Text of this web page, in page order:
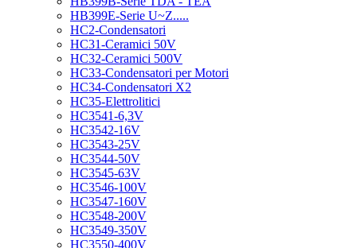
HB399E-Serie U~Z.....
HC2-Condensatori
HC31-Ceramici 50V
HC32-Ceramici 500V
HC33-Condensatori per Motori
HC34-Condensatori X2
HC35-Elettrolitici
HC3541-6,3V
HC3542-16V
HC3543-25V
HC3544-50V
HC3545-63V
HC3546-100V
HC3547-160V
HC3548-200V
HC3549-350V
HC3550-400V